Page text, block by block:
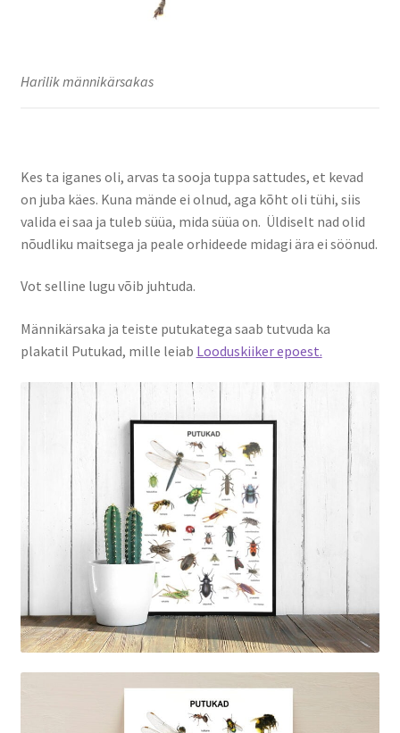
Harilik männikärsakas
Kes ta iganes oli, arvas ta sooja tuppa sattudes, et kevad
on juba käes. Kuna mände ei olnud, aga kõht oli tühi, siis
valida ei saa ja tuleb süüa, mida süüa on. Üldiselt nad olid
nõudliku maitsega ja peale orhideede midagi ära ei söönud.
Vot selline lugu võib juhtuda.
Männikärsaka ja teiste putukatega saab tutvuda ka
plakatil Putukad, mille leiab Looduskiiker epoest.